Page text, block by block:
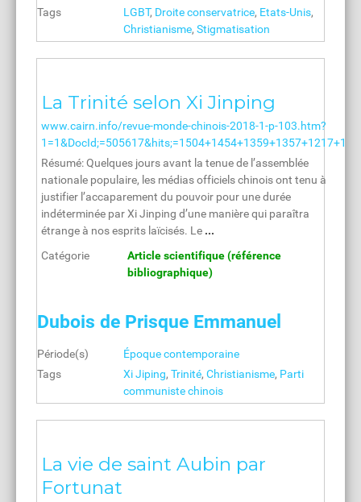
Tags
LGBT, Droite conservatrice, Etats-Unis,
Christianisme, Stigmatisation
La Trinité selon Xi Jinping
www.cairn.info/revue-monde-chinois-2018-1-p-103.htm?
1=1&DocId;=505617&hits;=1504+1454+1359+1357+1217+1...
Résumé: Quelques jours avant la tenue de l’assemblée
nationale populaire, les médias officiels chinois ont tenu à
justifier l’accaparement du pouvoir pour une durée
indéterminée par Xi Jinping d’une manière qui paraîtra
étrange à nos esprits laïcisés. Le ...
Catégorie
Article scientifique (référence
bibliographique)
Dubois de Prisque Emmanuel
Période(s)
Époque contemporaine
Tags
Xi Jiping, Trinité, Christianisme, Parti
communiste chinois
La vie de saint Aubin par
Fortunat